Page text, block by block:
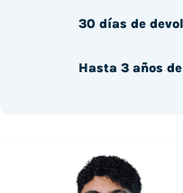
30 días de
Hasta 3 años